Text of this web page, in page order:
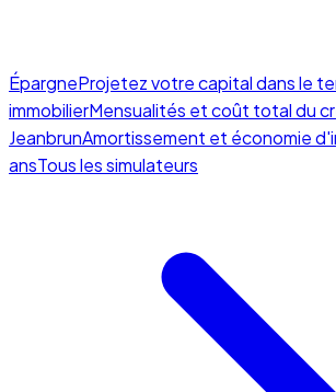
ÉpargneProjetez votre capital dans le
immobilierMensualités et coût total du
JeanbrunAmortissement et économie
ansTous les simulateurs